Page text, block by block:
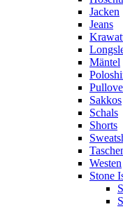
Jacken
Jeans
Mäntel
Sakkos
Schals
Shorts
Westen
Stone